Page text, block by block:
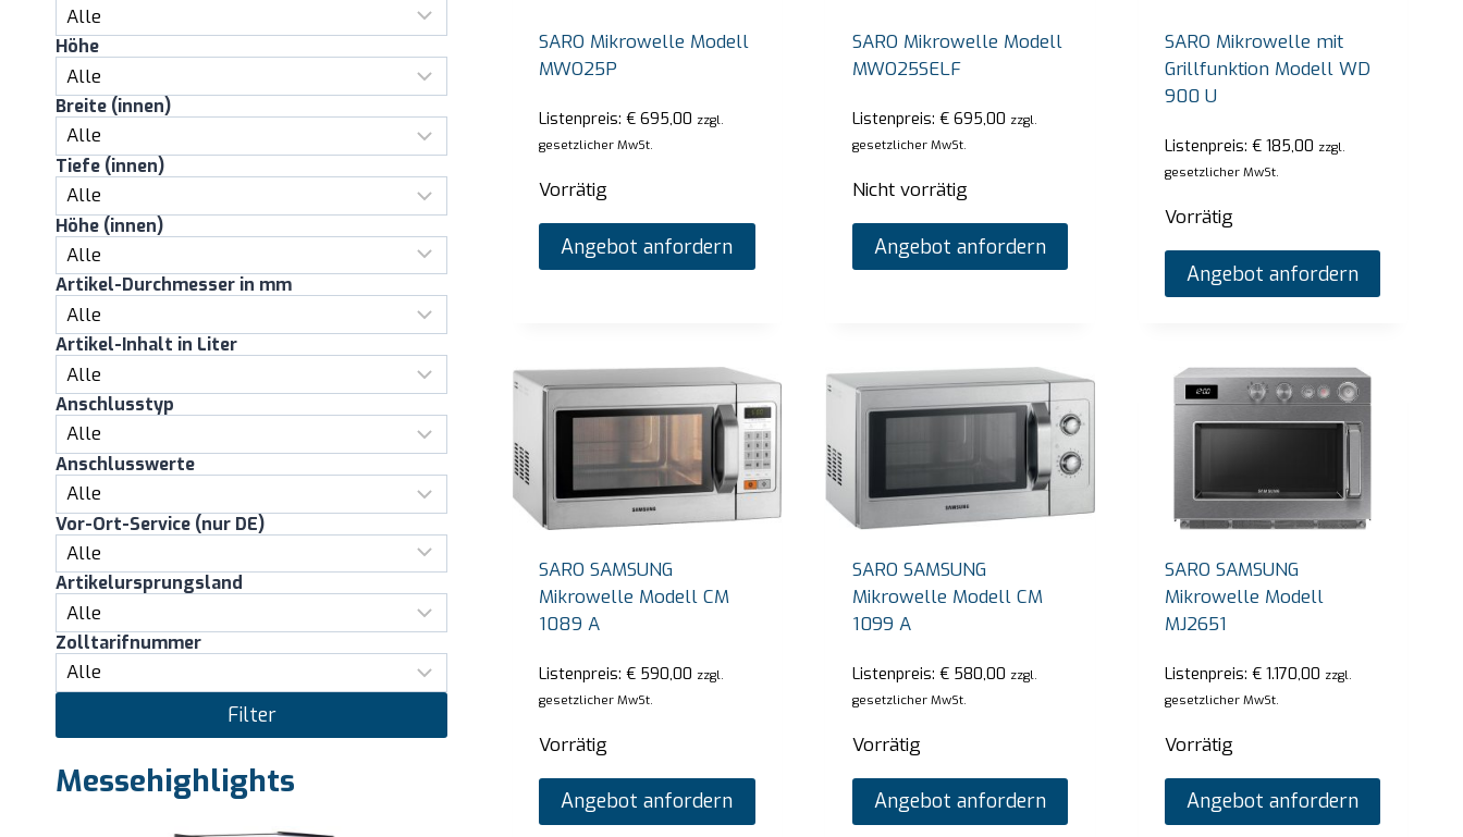
SARO Mikrowelle Modell
MWO25P
Listenpreis:€ 695,00 zzgl.
gesetzlicher MwSt.
Vorrätig
Angebot anfordern
SARO Mikrowelle Modell
MWO25SELF
Listenpreis: €695,00 zzgl.
gesetzlicher MwSt.
Nicht vorrätig
Angebot anfordern
SARO Mikrowelle mit
Grillfunktion Modell WD
900 U
Listenpreis:€ 185,00 zzgl.
gesetzlicher MwSt.
Vorrätig
Angebot anfordern
SARO SAMSUNG
Mikrowelle Modell CM
1089 A
Listenpreis:€ 590,00 zzgl.
gesetzlicher MwSt.
Vorrätig
Angebot anfordern
SARO SAMSUNG
Mikrowelle Modell CM
1099 A
Listenpreis: €580,00 zzgl.
gesetzlicher MwSt.
Vorrätig
Angebot anfordern
SARO SAMSUNG
Mikrowelle Modell
MJ2651
Listenpreis:€ 1.170,00 zzgl.
gesetzlicher MwSt.
Vorrätig
Angebot anfordern
Höhe
Breite (innen)
Tiefe (innen)
Höhe (innen)
Artikel-Durchmesser in mm
Artikel-Inhalt in Liter
Anschlusstyp
Anschlusswerte
Vor-Ort-Service (nur DE)
Artikelursprungsland
Zolltarifnummer
Filter
Messehighlights